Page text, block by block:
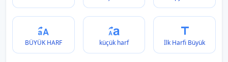
BÜYÜK HARF küçük harf İlk Harfi Büyük